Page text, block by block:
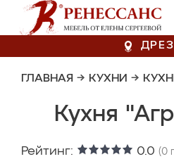
ГЛАВНАЯ → КУХНИ →
Кухня
Рейтинг: 0.0 (0